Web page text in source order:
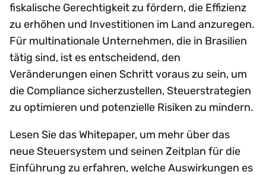
fiskalische Gerechtigkeit zu fördern, die Effizienz
zu erhöhen und Investitionen im Land anzuregen.
Für multinationale Unternehmen, die in Brasilien
tätig sind, ist es entscheidend, den
Veränderungen einen Schritt voraus zu sein, um
die Compliance sicherzustellen, Steuerstrategien
zu optimieren und potenzielle Risiken zu mindern.
Lesen Sie das Whitepaper, um mehr über das
neue Steuersystem und seinen Zeitplan für die
Einführung zu erfahren, welche Auswirkungen es